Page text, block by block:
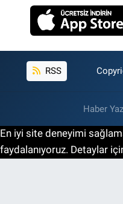
RSS
Haber
En iyi site deneyimi
faydalanıyoruz. Detaylar